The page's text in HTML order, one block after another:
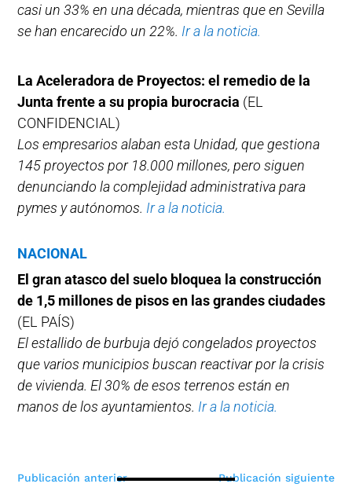
casi un 33% en una década, mientras que en Sevilla
se han encarecido un 22%. Ir a la noticia.
La Aceleradora de Proyectos: el remedio de la
Junta frente a su propia burocracia (EL
CONFIDENCIAL)
Los empresarios alaban esta Unidad, que gestiona
145 proyectos por 18.000 millones, pero siguen
denunciando la complejidad administrativa para
pymes y autónomos. Ir a la noticia.
NACIONAL
El gran atasco del suelo bloquea la construcción
de 1,5 millones de pisos en las grandes ciudades
(EL PAÍS)
El estallido de burbuja dejó congelados proyectos
que varios municipios buscan reactivar por la crisis
de vivienda. El 30% de esos terrenos están en
manos de los ayuntamientos. Ir a la noticia.
Navegación
Publicación anterior Publicación siguiente